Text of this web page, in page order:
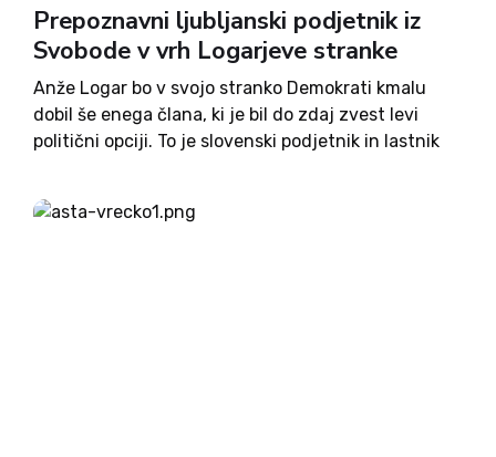
Prepoznavni ljubljanski podjetnik iz
Svobode v vrh Logarjeve stranke
Anže Logar bo v svojo stranko Demokrati kmalu
dobil še enega člana, ki je bil do zdaj zvest levi
politični opciji. To je slovenski podjetnik in lastnik
Primož Novak, doslej član stranke Gibanje...